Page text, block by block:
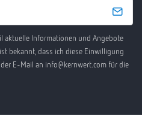
aktuelle Informationen und Angebote
bekannt, dass ich diese Einwilligung
E-Mail an info@kernwert.com für die